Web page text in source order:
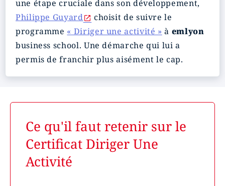
une étape cruciale dans son développement,
Philippe Guyard
choisit de suivre le
programme « Diriger une activité » à emlyon
business school. Une démarche qui lui a
permis de franchir plus aisément le cap.
Ce qu'il faut retenir sur le
Certificat Diriger Une
Activité